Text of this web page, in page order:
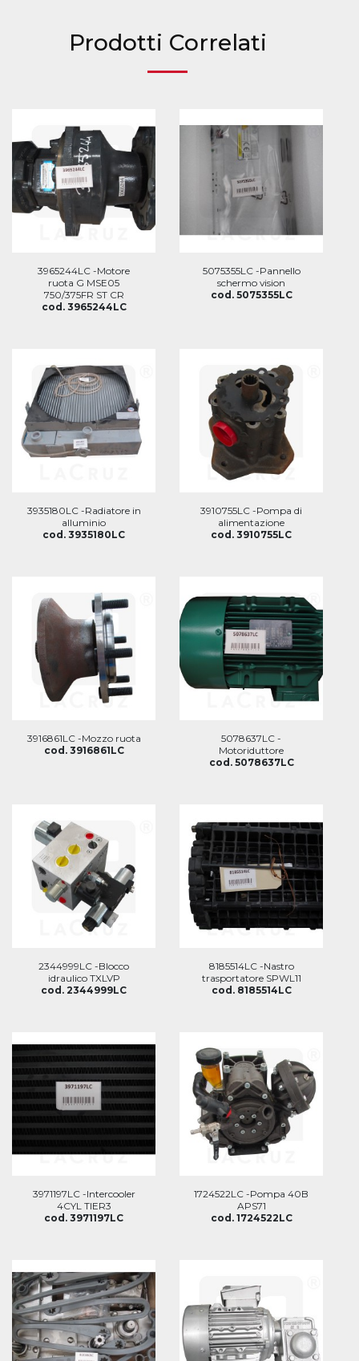
Prodotti Correlati
3965244LC -Motore
ruota G MSE05
750/375FR ST CR
cod. 3965244LC
5075355LC -Pannello
schermo vision
cod. 5075355LC
3935180LC -Radiatore in
alluminio
cod. 3935180LC
3910755LC -Pompa di
alimentazione
cod. 3910755LC
3916861LC -Mozzo ruota
cod. 3916861LC
5078637LC -
Motoriduttore
cod. 5078637LC
2344999LC -Blocco
idraulico TXLVP
cod. 2344999LC
8185514LC -Nastro
trasportatore SPWL11
cod. 8185514LC
3971197LC -Intercooler
4CYL TIER3
cod. 3971197LC
1724522LC -Pompa 40B
APS71
cod. 1724522LC